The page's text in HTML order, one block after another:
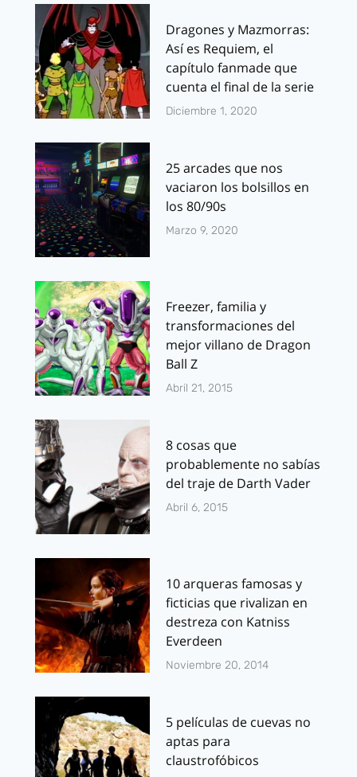
Dragones y Mazmorras:
Así es Requiem, el
capítulo fanmade que
cuenta el final de la serie
Diciembre 1, 2020
25 arcades que nos
vaciaron los bolsillos en
los 80/90s
Marzo 9, 2020
Freezer, familia y
transformaciones del
mejor villano de Dragon
Ball Z
Abril 21, 2015
8 cosas que
probablemente no sabías
del traje de Darth Vader
Abril 6, 2015
10 arqueras famosas y
ficticias que rivalizan en
destreza con Katniss
Everdeen
Noviembre 20, 2014
5 películas de cuevas no
aptas para
claustrofóbicos